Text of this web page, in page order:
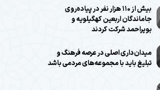
بیش از ۱۱۰ هزار نفر در پیاده‌روی
جاماندگان اربعین کهگیلویه و
بویراحمد شرکت کردند
میدان‌داری اصلی در عرصه فرهنگ و
تبلیغ باید با مجموعه‌های مردمی باشد